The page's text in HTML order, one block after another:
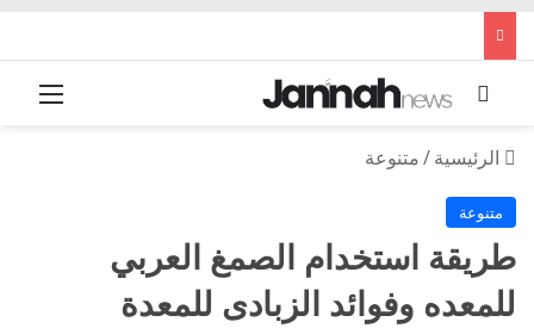
بحث عن
الرئيسية/متنوعة
متنوعة
طريقة استخدام الصمغ العربي
للمعده وفوائد الزبادى للمعدة